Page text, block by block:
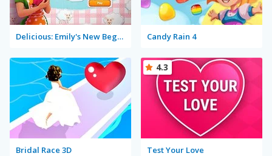
Delicious: Emily's New Beginning Candy Rain 4
Bridal Race 3D Test Your Love
4.3